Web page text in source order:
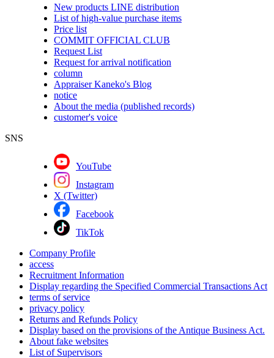
New products LINE distribution
List of high-value purchase items
Price list
COMMIT OFFICIAL CLUB
Request List
Request for arrival notification
column
Appraiser Kaneko's Blog
notice
About the media (published records)
customer's voice
SNS
YouTube
Instagram
X (Twitter)
Facebook
TikTok
Company Profile
access
Recruitment Information
Display regarding the Specified Commercial Transactions Act
terms of service
privacy policy
Returns and Refunds Policy
Display based on the provisions of the Antique Business Act.
About fake websites
List of Supervisors